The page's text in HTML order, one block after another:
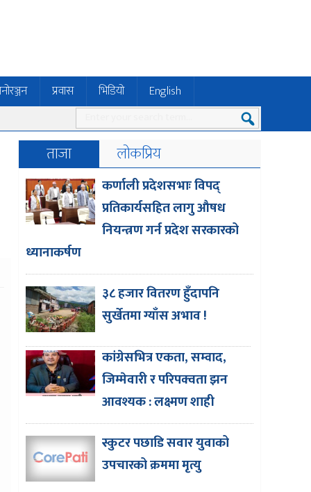
प्रवास भिडियो English
ताजा लोकप्रिय
कर्णाली प्रदेशसभाः विपद्
प्रतिकार्यसहित लागु औषध
नियन्त्रण गर्न प्रदेश सरकारको
ध्यानाकर्षण
३८ हजार वितरण हुँदापनि
सुर्खेतमा ग्याँस अभाव !
कांग्रेसभित्र एकता, सम्वाद,
जिम्मेवारी र परिपक्वता झन
आवश्यक : लक्ष्मण शाही
स्कुटर पछाडि सवार युवाको
उपचारको क्रममा मृत्यु